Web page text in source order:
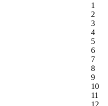
1
2
3
4
5
6
7
8
9
10
11
12